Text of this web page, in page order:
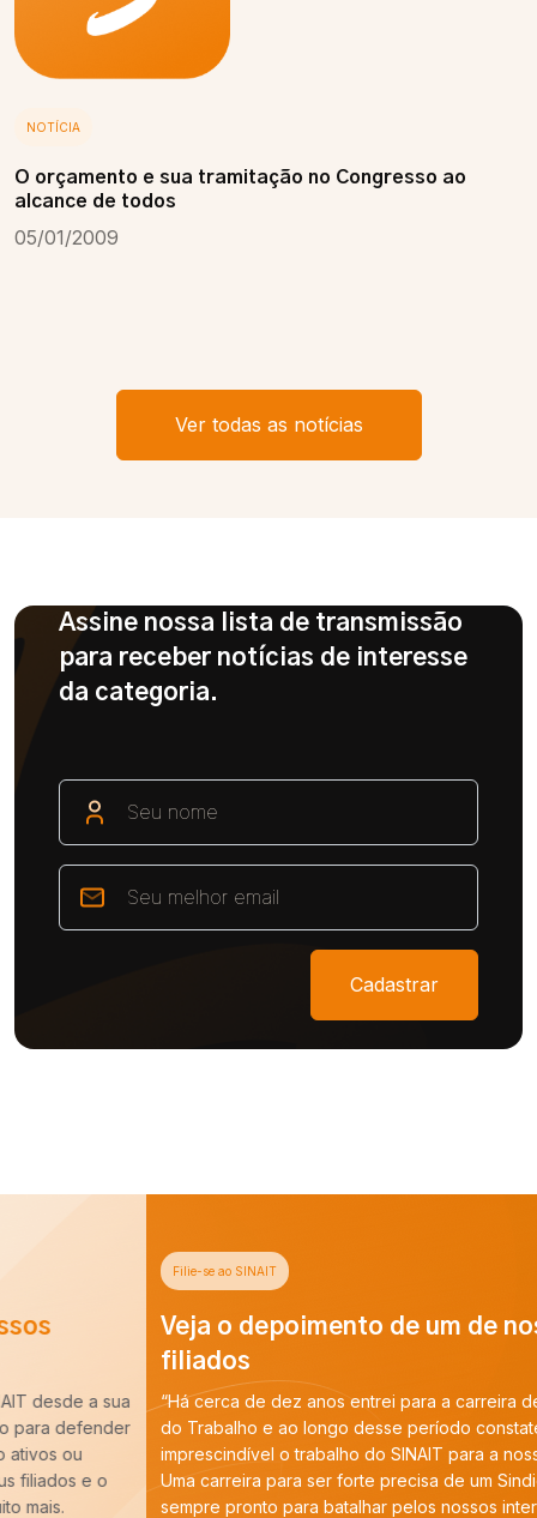
NOTÍCIA
O orçamento e sua tramitação no Congresso ao
alcance de todos
05/01/2009
Ver todas as notícias
Assine nossa lista de transmissão
para receber notícias de interesse
da categoria.
Cadastrar
Veja o depoimento de um de nossos
“Há cerca de dez anos entrei para a carreira de Auditoria-Fiscal
do Trabalho e ao longo desse período constatei que é
imprescindível o trabalho do SINAIT para a nossa categoria.
Uma carreira para ser forte precisa de um Sindicato forte,
sempre pronto para batalhar pelos nossos interesses. E tenho